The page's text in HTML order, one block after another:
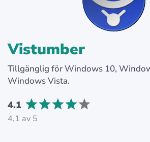
Vistumber
Tillgänglig för Windows 10,
Windows Vista.
4.1
4,1 av 5